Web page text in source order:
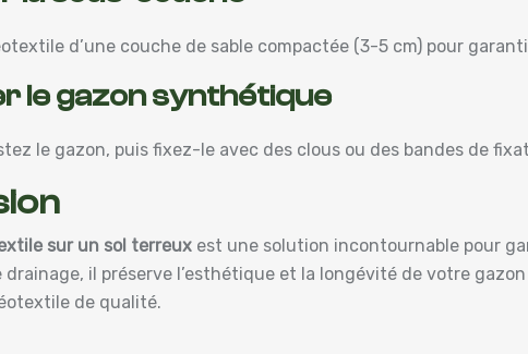
d’une couche de sable compactée (3-5 cm) pour
le gazon synthétique
le gazon, puis fixez-le avec des clous ou des bandes de
sur un sol terreux est une solution incontournable pour
il préserve l’esthétique et la longévité de votre
de qualité.